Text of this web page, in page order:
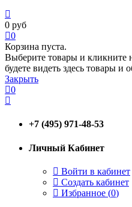
0 руб
0
Корзина пуста.
Выберите товары и кликните
будете видеть здесь товары и
Закрыть
0
+7 (495) 971-48-53
Личный Кабинет
Войти в кабинет
Создать кабинет
Избранное (0)